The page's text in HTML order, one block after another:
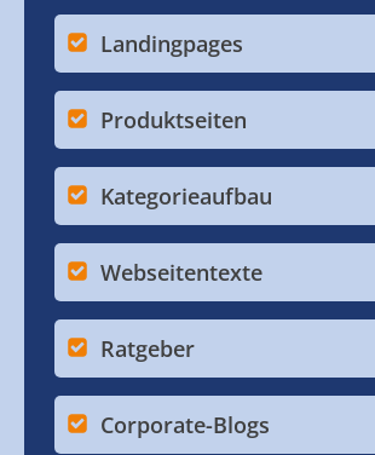
Landingpages
Produktseiten
Kategorieaufbau
Webseitentexte
Ratgeber
Corporate-Blogs